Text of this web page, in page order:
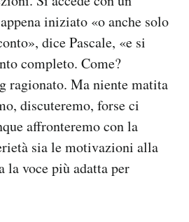
iniziato «o anche solo
dice Pascale, «e si
completo. Come?
ragionato. Ma niente matita
discuteremo, forse ci
affronteremo con la
sia le motivazioni alla
la voce più adatta per